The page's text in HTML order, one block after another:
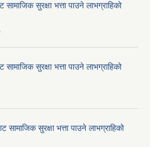
सुरक्षा भत्ता पाउने लाभग्राहिको
सुरक्षा भत्ता पाउने लाभग्राहिको
सुरक्षा भत्ता पाउने लाभग्राहिको